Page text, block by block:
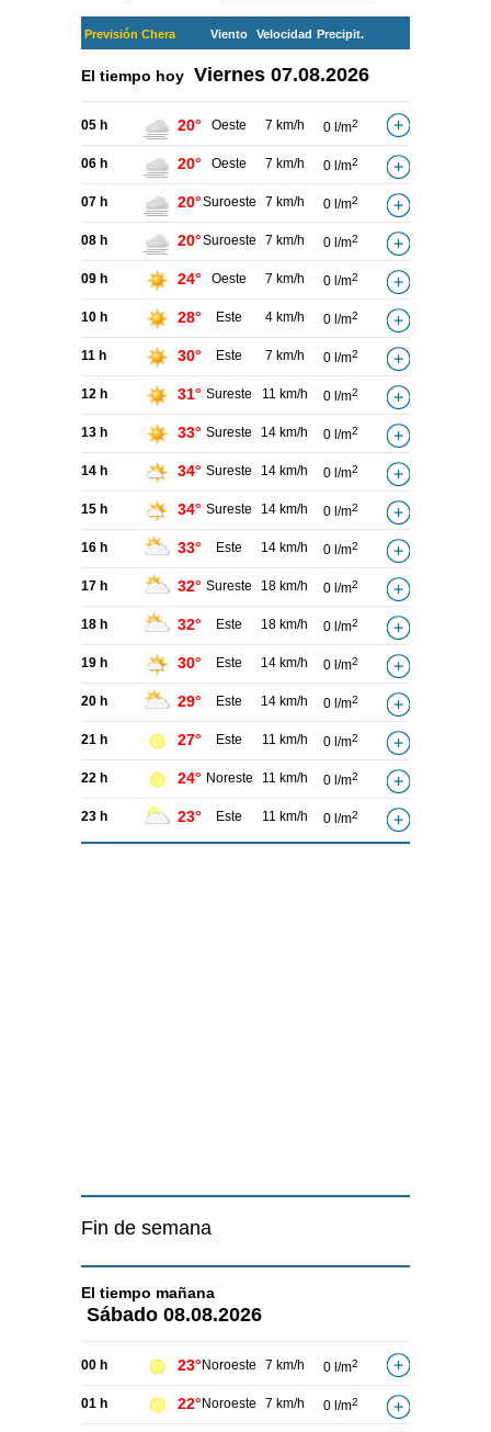
Previsión Chera Viento Velocidad Precipit.
El tiempo hoy Viernes 07.08.2026
05 h 20° Oeste 7 km/h 0 l/m2
06 h 20° Oeste 7 km/h 0 l/m2
07 h 20°Suroeste 7 km/h 0 l/m2
08 h 20°Suroeste 7 km/h 0 l/m2
09 h 24° Oeste 7 km/h 0 l/m2
10 h 28° Este 4 km/h 0 l/m2
11 h 30° Este 7 km/h 0 l/m2
12 h 31° Sureste 11 km/h 0 l/m2
13 h 33° Sureste 14 km/h 0 l/m2
14 h 34° Sureste 14 km/h 0 l/m2
15 h 34° Sureste 14 km/h 0 l/m2
16 h 33° Este 14 km/h 0 l/m2
17 h 32° Sureste 18 km/h 0 l/m2
18 h 32° Este 18 km/h 0 l/m2
19 h 30° Este 14 km/h 0 l/m2
20 h 29° Este 14 km/h 0 l/m2
21 h 27° Este 11 km/h 0 l/m2
22 h 24° Noreste 11 km/h 0 l/m2
23 h 23° Este 11 km/h 0 l/m2
Fin de semana
El tiempo mañana
Sábado 08.08.2026
00 h 23° Noroeste 7 km/h 0 l/m2
01 h 22° Noroeste 7 km/h 0 l/m2